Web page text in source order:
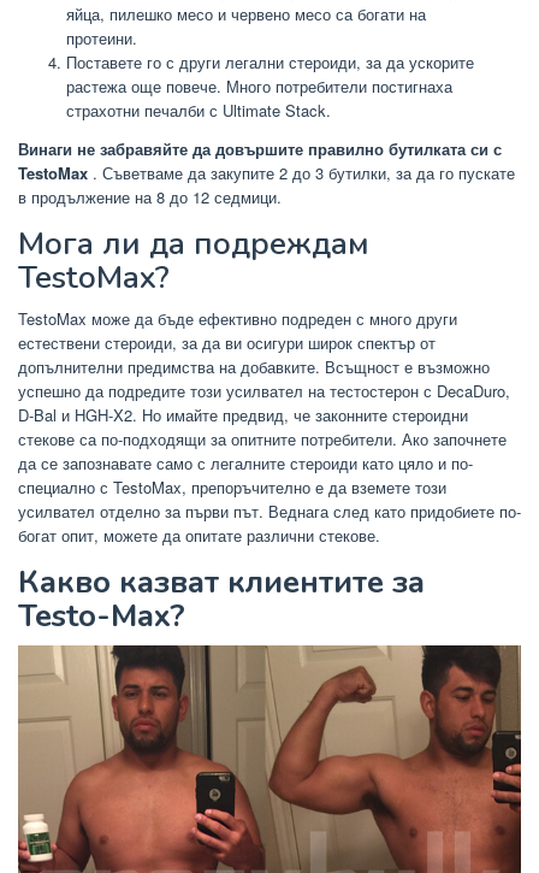
яйца, пилешко месо и червено месо са богати на
протеини.
Поставете го с други легални стероиди, за да ускорите
растежа още повече. Много потребители постигнаха
страхотни печалби с Ultimate Stack.
Винаги не забравяйте да довършите правилно бутилката си с
TestoMax . Съветваме да закупите 2 до 3 бутилки, за да го пускате
в продължение на 8 до 12 седмици.
Мога ли да подреждам
TestoMax?
TestoMax може да бъде ефективно подреден с много други
естествени стероиди, за да ви осигури широк спектър от
допълнителни предимства на добавките. Всъщност е възможно
успешно да подредите този усилвател на тестостерон с DecaDuro,
D-Bal и HGH-X2. Но имайте предвид, че законните стероидни
стекове са по-подходящи за опитните потребители. Ако започнете
да се запознавате само с легалните стероиди като цяло и по-
специално с TestoMax, препоръчително е да вземете този
усилвател отделно за първи път. Веднага след като придобиете по-
богат опит, можете да опитате различни стекове.
Какво казват клиентите за
Testo-Max?